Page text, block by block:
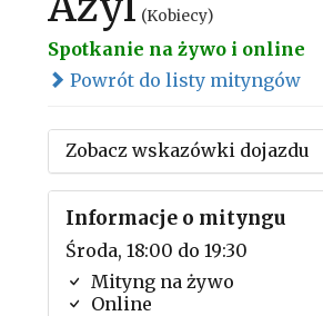
(Kobiecy)
Spotkanie na żywo i online
Powrót do listy mityngów
Zobacz wskazówki dojazdu
Informacje o mityngu
Środa, 18:00 do 19:30
Mityng na żywo
Online